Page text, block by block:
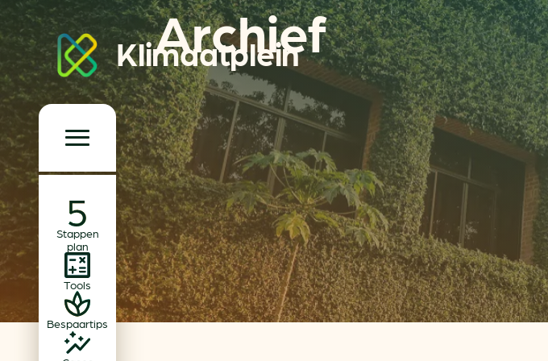
Klimaatplein
Stappen
plan
Tools
Bespaartips
Klimaatplein
Hoofd­navigatie
Over ons
Partners
Word partner
Contact
Actueel
Nieuws
Praktijkverhalen
Events
Nieuwsbrief
Archief